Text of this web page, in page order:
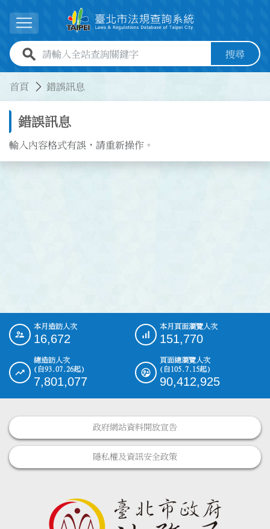
展開選單
全站查詢關鍵字欄位 搜尋
首頁 錯誤訊息
錯誤訊息
輸入內容格式有誤，請重新操作。
::: 本月造訪人次
16,672
本月頁面瀏覽人次
151,770
總造訪人次
(自93.07.26起)
7,801,077
頁面總瀏覽人次
(自105.7.15起)
90,412,925
政府網站資料開放宣告
隱私權及資訊安全政策